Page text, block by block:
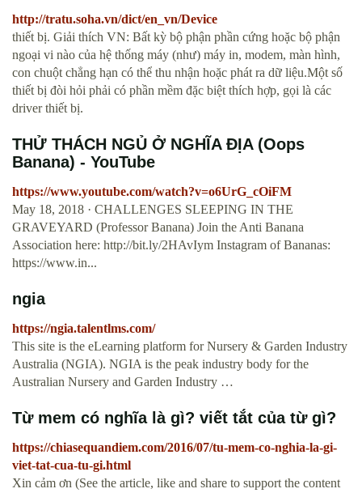
http://tratu.soha.vn/dict/en_vn/Device
thiết bị. Giải thích VN: Bất kỳ bộ phận phần cứng hoặc bộ phận
ngoại vi nào của hệ thống máy (như) máy in, modem, màn hình,
con chuột chẳng hạn có thể thu nhận hoặc phát ra dữ liệu.Một số
thiết bị đòi hỏi phải có phần mềm đặc biệt thích hợp, gọi là các
driver thiết bị.
THỬ THÁCH NGỦ Ở NGHĨA ĐỊA (Oops
Banana) - YouTube
https://www.youtube.com/watch?v=o6UrG_cOiFM
May 18, 2018 · CHALLENGES SLEEPING IN THE
GRAVEYARD (Professor Banana) Join the Anti Banana
Association here: http://bit.ly/2HAvIym Instagram of Bananas:
https://www.in...
ngia
https://ngia.talentlms.com/
This site is the eLearning platform for Nursery & Garden Industry
Australia (NGIA). NGIA is the peak industry body for the
Australian Nursery and Garden Industry …
Từ mem có nghĩa là gì? viết tắt của từ gì?
https://chiasequandiem.com/2016/07/tu-mem-co-nghia-la-gi-
viet-tat-cua-tu-gi.html
Xin cảm ơn (See the article, like and share to support the content